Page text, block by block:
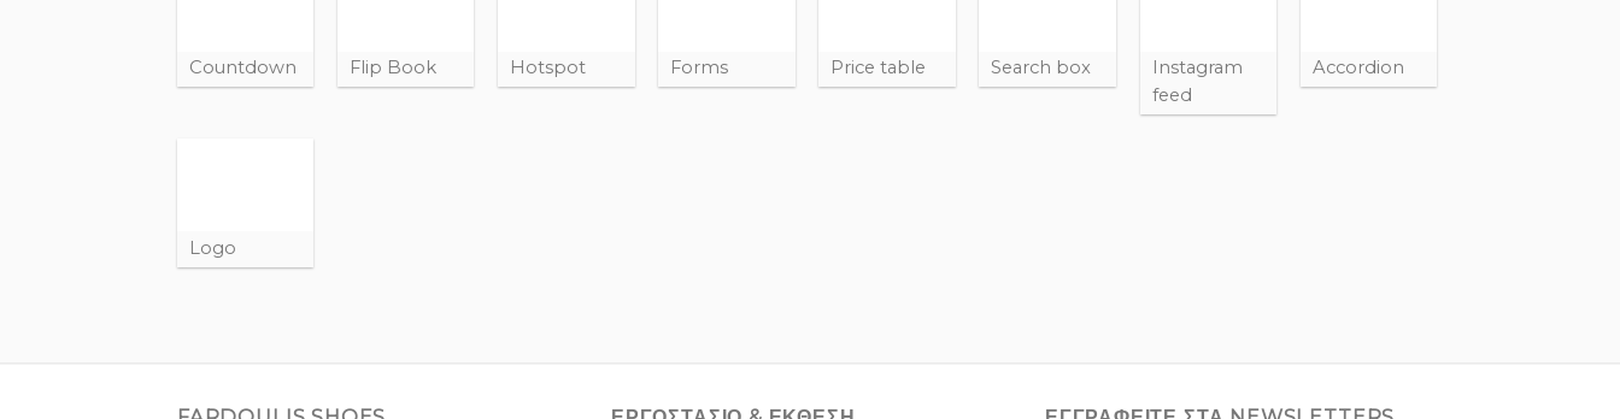
Countdown Flip Book Hotspot Forms Price table Search box
Instagram
feed
Accordion
Logo